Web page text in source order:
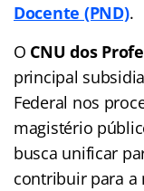
Docente (PND).
O CNU dos
principal
Federal nos
magistério
busca unificar
contribuir para a